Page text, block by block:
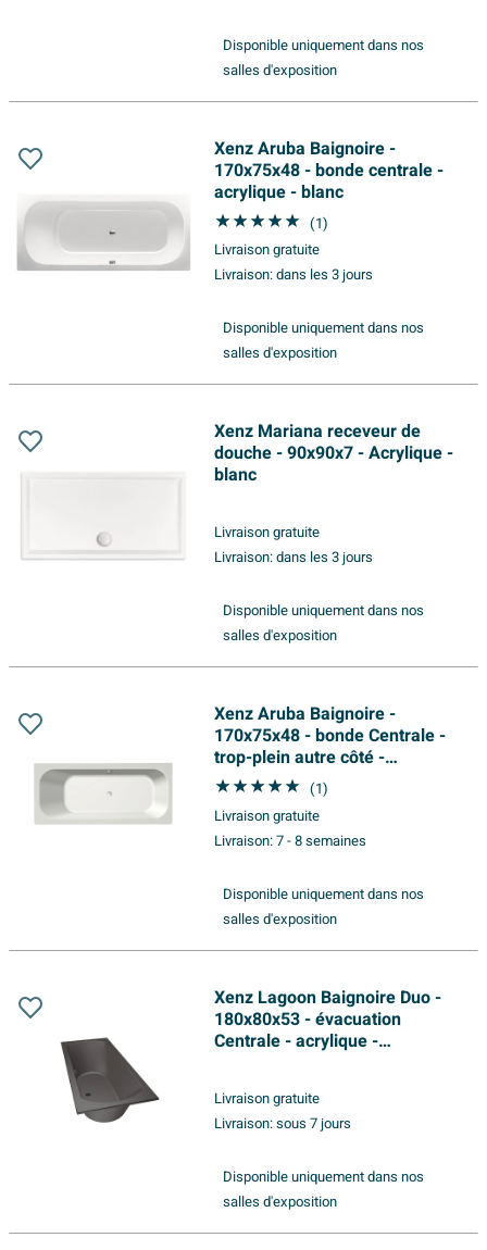
Disponible uniquement dans nos
salles d'exposition
Xenz Aruba Baignoire -
170x75x48 - bonde centrale -
acrylique - blanc
(1)
Livraison gratuite
Livraison:dans les 3 jours
Disponible uniquement dans nos
salles d'exposition
Xenz Mariana receveur de
douche - 90x90x7 - Acrylique -
blanc
Livraison gratuite
Livraison:dans les 3 jours
Disponible uniquement dans nos
salles d'exposition
Xenz Aruba Baignoire -
170x75x48 - bonde Centrale -
trop-plein autre côté -
acrylique - blanc mat
(1)
Livraison gratuite
Livraison:7 - 8 semaines
Disponible uniquement dans nos
salles d'exposition
Xenz Lagoon Baignoire Duo -
180x80x53 - évacuation
Centrale - acrylique -
Livraison gratuite
Livraison:sous 7 jours
Disponible uniquement dans nos
salles d'exposition